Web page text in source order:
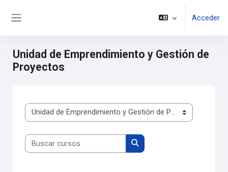
Acceder
Unidad de Emprendimiento y Gestión de
Proyectos
Categorías de curso
Buscar cursos
Buscar cursos